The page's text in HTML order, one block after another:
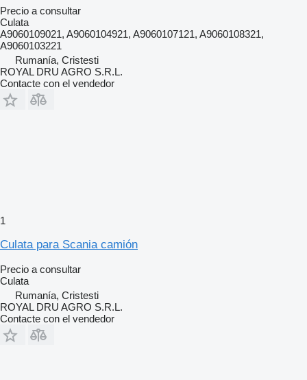
Precio a consultar
Culata
A9060109021, A9060104921, A9060107121, A9060108321,
A9060103221
Rumanía, Cristesti
ROYAL DRU AGRO S.R.L.
Contacte con el vendedor
1
Culata para Scania camión
Precio a consultar
Culata
Rumanía, Cristesti
ROYAL DRU AGRO S.R.L.
Contacte con el vendedor